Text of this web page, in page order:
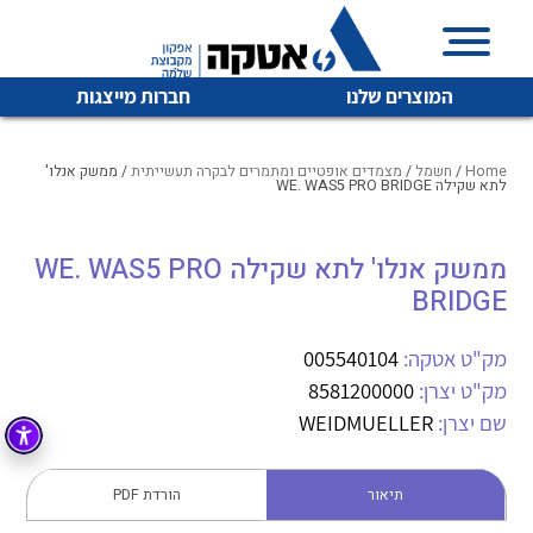
המוצרים שלנו חברות מייצגות
איכות | שרות | זמינות
אטקה בע”מ היא החברה הגדולה והמובילה בישראל בשיווק
מיתוג, בקרה , ואינסטלציה חשמלית ופעילה ב7 תחומים:
חשמל מיתוג ואינסטלציה חשמלית
קופסאות וארונות לחשמל, בקרה ואלקטרוניקה
לכל מוצרי היצרן לכל מוצרי היצרן
לכל מוצרי היצרן לכל מוצרי היצרן
Home
/ חשמל / מצמדים אופטיים ומתמרים לבקרה תעשייתית/ ממשק אנלו'
לתא שקילה WE. WAS5 PRO BRIDGE
ממשק אנלו' לתא שקילה WE. WAS5 PRO
BRIDGE
מק"ט אטקה: 005540104
מק"ט יצרן: 8581200000
שם יצרן: WEIDMUELLER
תיאור הורדת PDF